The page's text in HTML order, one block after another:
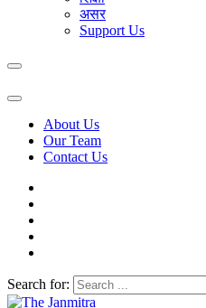
असर
Support Us
About Us
Our Team
Contact Us
Search for: